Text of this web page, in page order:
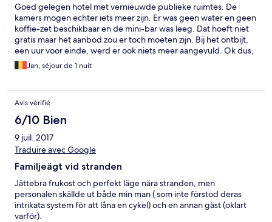
Goed gelegen hotel met vernieuwde publieke ruimtes. De
kamers mogen echter iets meer zijn. Er was geen water en geen
koffie-zet beschikbaar en de mini-bar was leeg. Dat hoeft niet
gratis maar het aanbod zou er toch moeten zijn. Bij het ontbijt,
een uur voor einde, werd er ook niets meer aangevuld. Ok dus,
maar zeker geen topper.
Jan, séjour de 1 nuit
Avis vérifié
6/10 Bien
9 juil. 2017
Traduire avec Google
Familjeägt vid stranden
Jättebra frukost och perfekt läge nära stranden, men
personalen skällde ut både min man ( som inte förstod deras
intrikata system för att låna en cykel) och en annan gäst (oklart
varför).